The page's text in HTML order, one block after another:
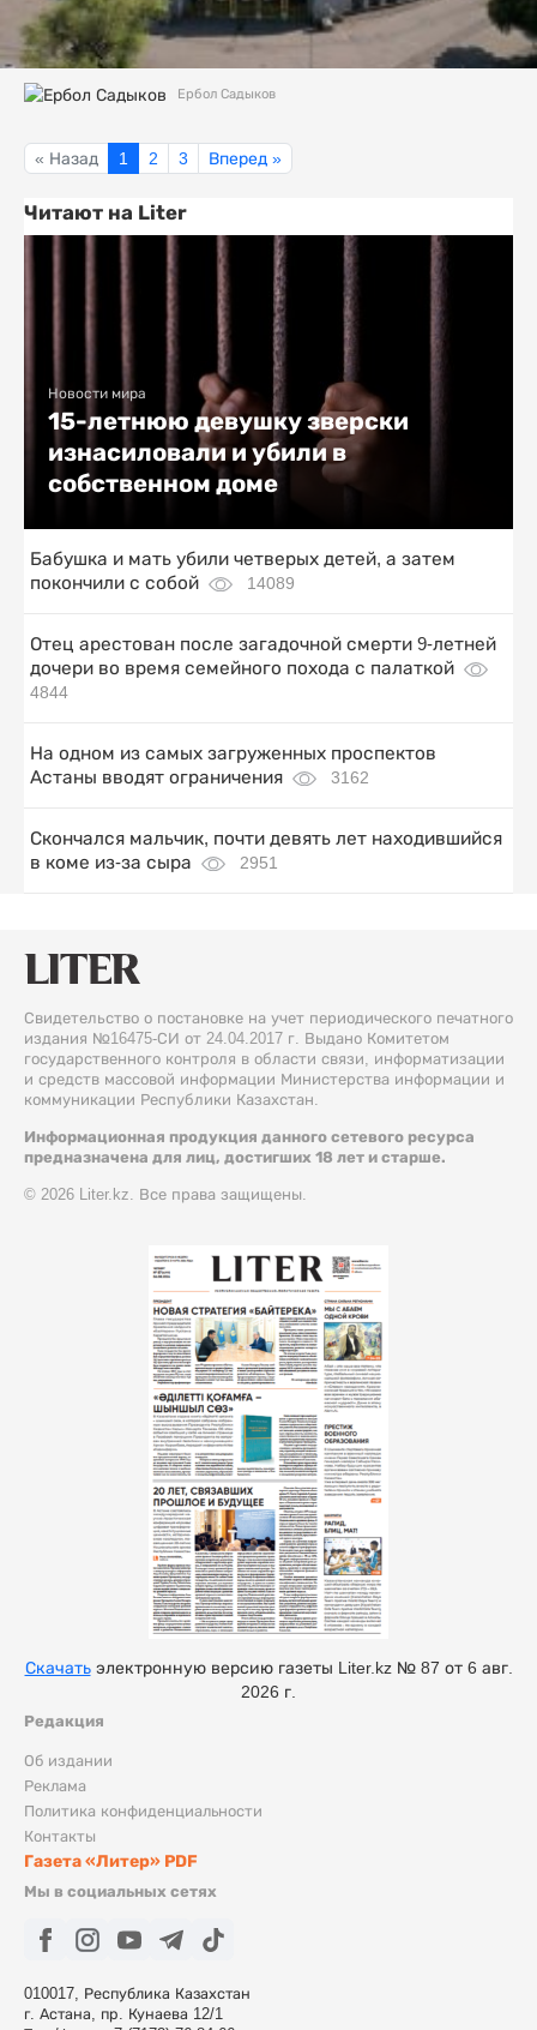
Ербол Садыков
« Назад 1 2 3 Вперед »
Читают на Liter
Новости мира
15-летнюю девушку зверски
изнасиловали и убили в
собственном доме
Бабушка и мать убили четверых детей, а затем
покончили с собой
14089
Отец арестован после загадочной смерти 9-летней
дочери во время семейного похода с палаткой
4844
На одном из самых загруженных проспектов
Астаны вводят ограничения
3162
Скончался мальчик, почти девять лет находившийся
в коме из-за сыра
2951
Свидетельство о постановке на учет периодического печатного
издания №16475-СИ от 24.04.2017 г. Выдано Комитетом
государственного контроля в области связи, информатизации
и средств массовой информации Министерства информации и
коммуникации Республики Казахстан.
Информационная продукция данного сетевого ресурса
предназначена для лиц, достигших 18 лет и старше.
© 2026 Liter.kz. Все права защищены.
Редакция
Об издании
Реклама
Политика конфиденциальности
Контакты
Газета «Литер» PDF
Мы в социальных сетях
010017, Республика Казахстан
г. Астана, пр. Кунаева 12/1
Скачатьэлектронную версию газеты Liter.kz № 87 от 6 авг.
2026 г.